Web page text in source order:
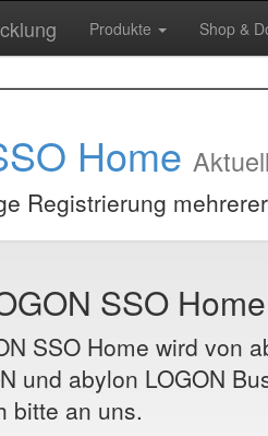
Produkte Shop &
Home
Registrierung
SSO Home
SSO Home wird von
und abylon LOGON
bitte an uns.